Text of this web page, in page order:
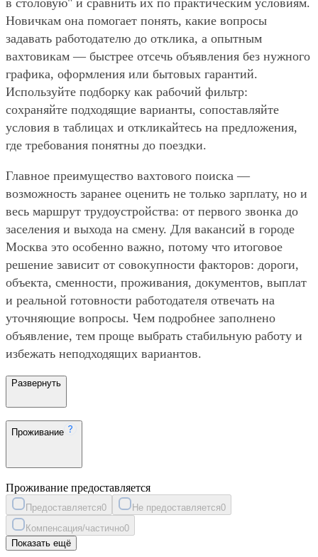
Новичкам она помогает понять, какие вопросы
задавать работодателю до отклика, а опытным
вахтовикам — быстрее отсечь объявления без нужного
графика, оформления или бытовых гарантий.
Используйте подборку как рабочий фильтр:
сохраняйте подходящие варианты, сопоставляйте
условия в таблицах и откликайтесь на предложения,
где требования понятны до поездки.
Главное преимущество вахтового поиска —
возможность заранее оценить не только зарплату, но и
весь маршрут трудоустройства: от первого звонка до
заселения и выхода на смену. Для вакансий в городе
Москва это особенно важно, потому что итоговое
решение зависит от совокупности факторов: дороги,
объекта, сменности, проживания, документов, выплат
и реальной готовности работодателя отвечать на
уточняющие вопросы. Чем подробнее заполнено
объявление, тем проще выбрать стабильную работу и
избежать неподходящих вариантов.
Развернуть
Проживание
Проживание предоставляется
Предоставляется0 Не предоставляется0
Компенсация/частично0
Показать ещё